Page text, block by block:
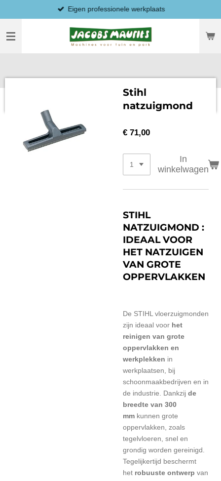
direct
naar
hoofdinhoud
Eigen professionele werkplaats
Stihl
natzuigmond
€ 71,00
In
winkelwagen
STIHL
NATZUIGMOND :
IDEAAL VOOR
HET NATZUIGEN
VAN GROTE
OPPERVLAKKEN
De STIHL vloerzuigmonden
zijn ideaal voor het
reinigen van grote
oppervlakken en
werkplekken in
werkplaatsen, bij
schoonmaakbedrijven en in
de industrie. Dankzij de
breedte van 300
mm kunnen grote
oppervlakken, zoals
tegelvloeren, snel en
grondig worden gereinigd.
Tegelijkertijd beschermt
het robuuste ontwerp van